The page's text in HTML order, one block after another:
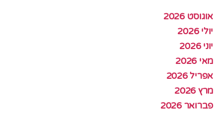
אוגוסט 2026
יולי 2026
יוני 2026
מאי 2026
אפריל 2026
מרץ 2026
פברואר 2026